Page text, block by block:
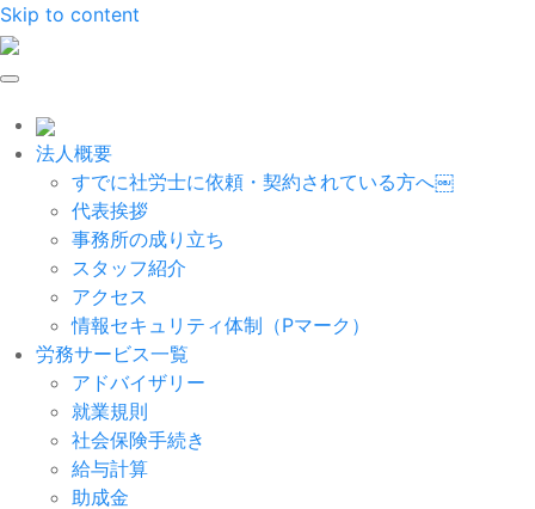
Skip to content
法人概要
すでに社労士に依頼・契約されている方へ￼
代表挨拶
事務所の成り立ち
スタッフ紹介
アクセス
情報セキュリティ体制（Pマーク）
労務サービス一覧
アドバイザリー
就業規則
社会保険手続き
給与計算
助成金